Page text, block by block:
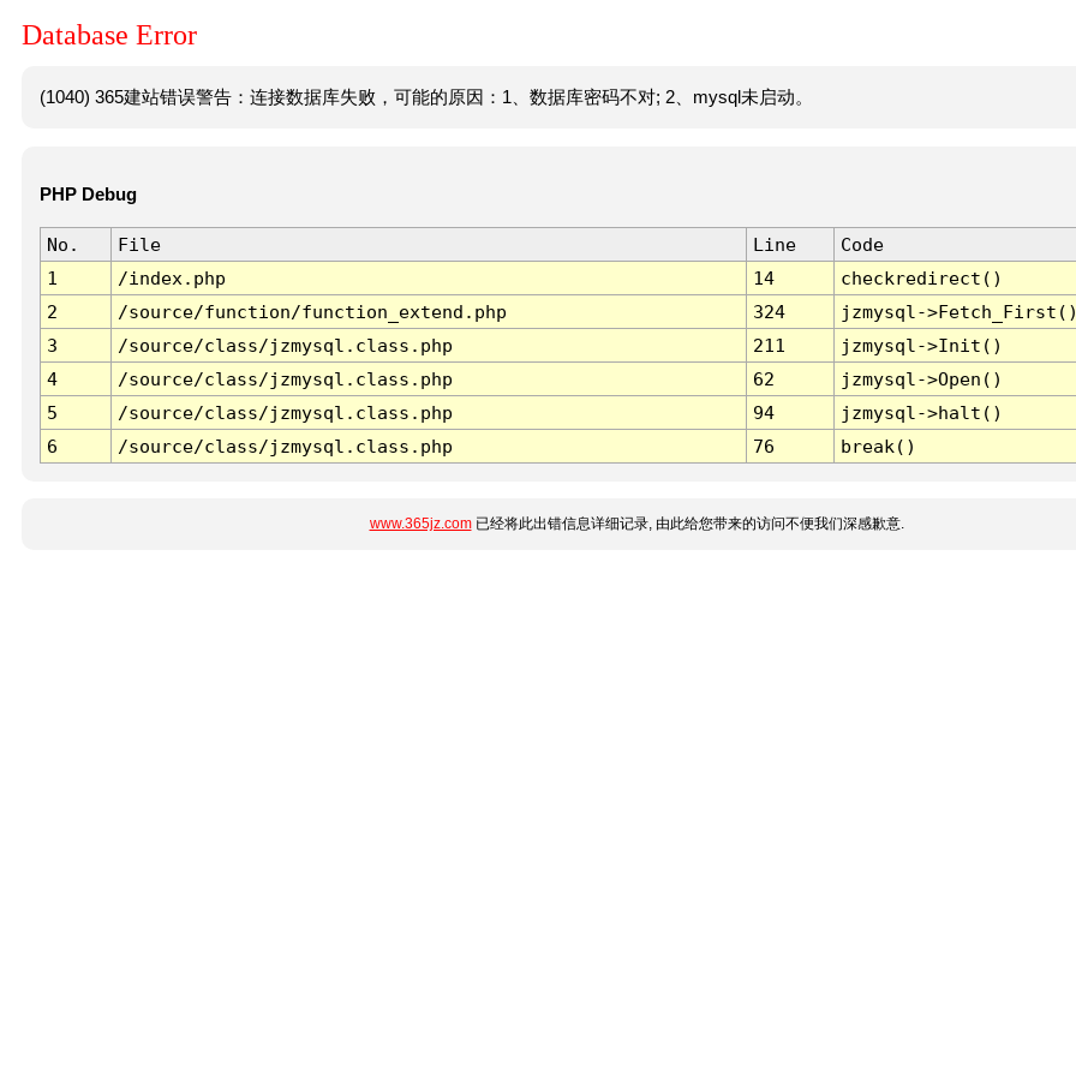
Database Error
(1040) 365建站错误警告：连接数据库失败，可能的原因：1、数据库密码不对; 2、mysql未启动。
PHP Debug
No. File Line
Code
1
/index.php 14
checkredirect()
2
/source/function/function_extend.php 324
jzmysql-
3
/source/class/jzmysql.class.php 211
jzmysql->Init()
4
/source/class/jzmysql.class.php 62
jzmysql->Open()
5
/source/class/jzmysql.class.php 94
jzmysql->halt()
6
/source/class/jzmysql.class.php 76 break()
www.365jz.com已经将此出错信息详细记录, 由此给您带来的访问不便我们深感歉意.